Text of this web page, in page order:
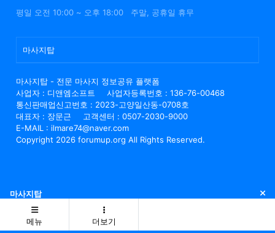
평일 오전 10:00 ~ 오후 18:00 주말, 공휴일 휴무
마사지탑
마사지탑 - 전문 마사지 정보공유 플랫폼
사업자 : 디앤엠소프트
사업자등록번호 : 136-76-00468
통신판매업신고번호 : 2023-고양일산동-0708호
대표자 : 장문근
고객센터 : 0507-2030-9000
E-MAIL : ilmare74@naver.com
Copyright 2026 forumup.org All Rights Reserved.
마사지탑 닫
메뉴 더보기